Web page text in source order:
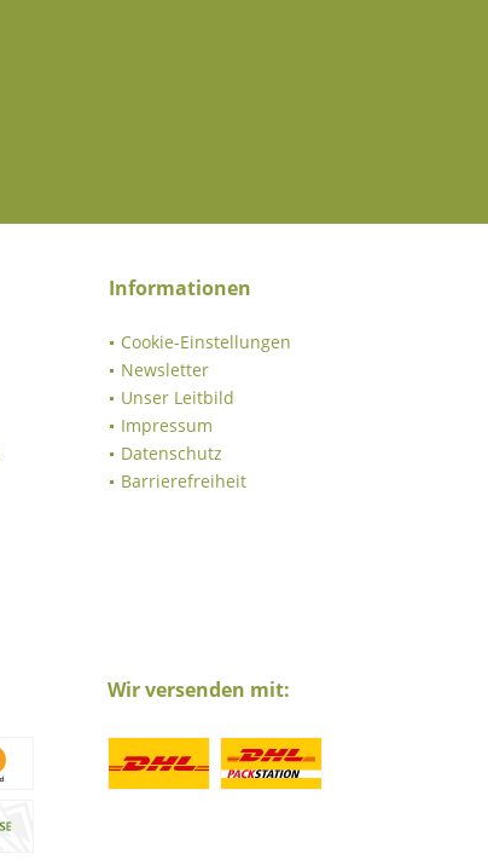
Informationen
Cookie-Einstellungen
Newsletter
Unser Leitbild
Impressum
Datenschutz
Barrierefreiheit
Wir versenden mit: